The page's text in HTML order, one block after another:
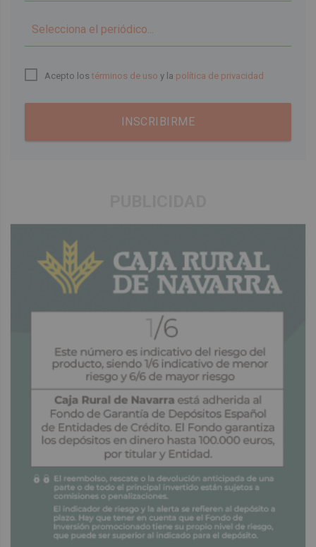
Acepto lostérminos de uso y la política de privacidad
INSCRIBIRME